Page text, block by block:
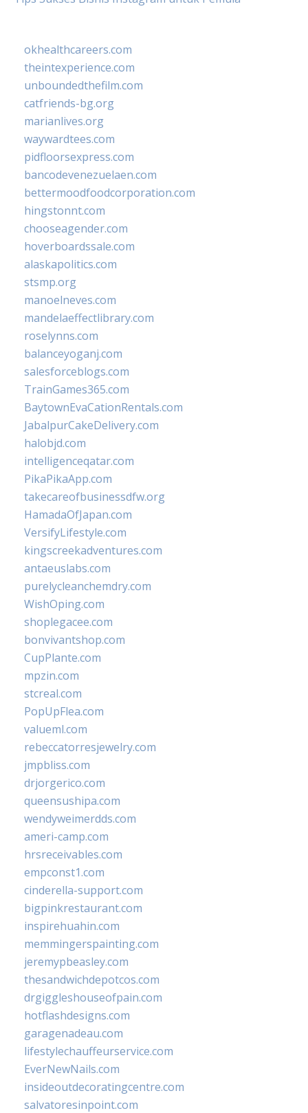
okhealthcareers.com
theintexperience.com
unboundedthefilm.com
catfriends-bg.org
marianlives.org
waywardtees.com
pidfloorsexpress.com
bancodevenezuelaen.com
bettermoodfoodcorporation.com
hingstonnt.com
chooseagender.com
hoverboardssale.com
alaskapolitics.com
stsmp.org
manoelneves.com
mandelaeffectlibrary.com
roselynns.com
balanceyoganj.com
salesforceblogs.com
TrainGames365.com
BaytownEvaCationRentals.com
JabalpurCakeDelivery.com
halobjd.com
intelligenceqatar.com
PikaPikaApp.com
takecareofbusinessdfw.org
HamadaOfJapan.com
VersifyLifestyle.com
kingscreekadventures.com
antaeuslabs.com
purelycleanchemdry.com
WishOping.com
shoplegacee.com
bonvivantshop.com
CupPlante.com
mpzin.com
stcreal.com
PopUpFlea.com
valueml.com
rebeccatorresjewelry.com
jmpbliss.com
drjorgerico.com
queensushipa.com
wendyweimerdds.com
ameri-camp.com
hrsreceivables.com
empconst1.com
cinderella-support.com
bigpinkrestaurant.com
inspirehuahin.com
memmingerspainting.com
jeremypbeasley.com
thesandwichdepotcos.com
drgiggleshouseofpain.com
hotflashdesigns.com
garagenadeau.com
lifestylechauffeurservice.com
EverNewNails.com
insideoutdecoratingcentre.com
salvatoresinpoint.com